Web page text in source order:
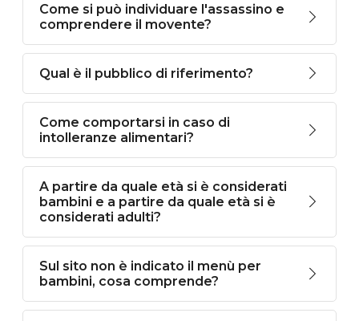
Come si può individuare l'assassino e
comprendere il movente?
Qual è il pubblico di riferimento?
Come comportarsi in caso di
intolleranze alimentari?
A partire da quale età si è considerati
bambini e a partire da quale età si è
considerati adulti?
Sul sito non è indicato il menù per
bambini, cosa comprende?